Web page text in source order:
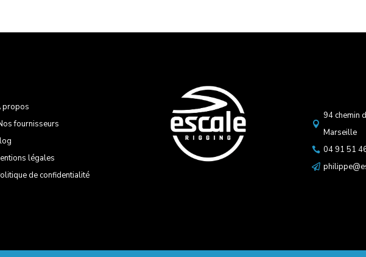
propos
fournisseurs
légales
de confidentialité

94 chemin
Marseille
 04 91 51
